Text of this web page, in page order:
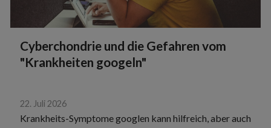
Cyberchondrie und die Gefahren vom
"Krankheiten googeln"
22. Juli 2026
Krankheits-Symptome googlen kann hilfreich, aber auch